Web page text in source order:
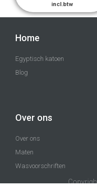
incl.btw
Home
Egyptisch katoen
Blog
Over ons
Over ons
Maten
Wasvoorschriften